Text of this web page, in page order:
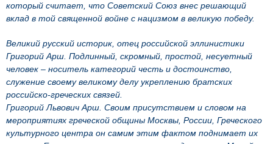
который считает, что Советский Союз внес решающий
вклад в той священной войне с нацизмом в великую победу.
Великий русский историк, отец российской эллинистики
Григорий Арш. Подлинный, скромный, простой, несуетный
человек – носитель категорий честь и достоинство,
служение своему великому делу укреплению братских
российско-греческих связей.
Григорий Львович Арш. Своим присутствием и словом на
мероприятиях греческой общины Москвы, России, Греческого
культурного центра он самим этим фактом поднимает их